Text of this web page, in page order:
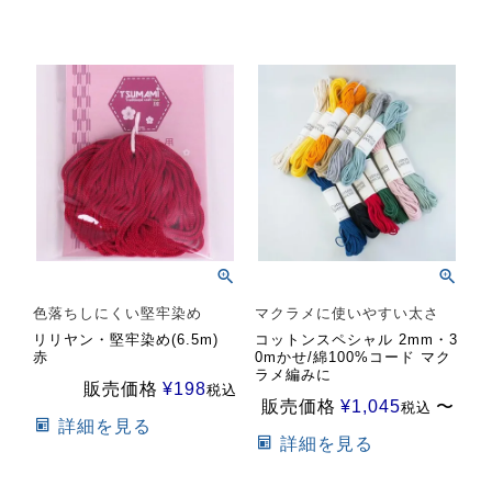
色落ちしにくい堅牢染め
リリヤン・堅牢染め(6.5m)
赤
販売価格 ¥198税込
詳細を見る
マクラメに使いやすい太さ
コットンスペシャル 2mm・3
0mかせ/綿100%コード マク
ラメ編みに
販売価格 ¥1,045税込 〜
詳細を見る